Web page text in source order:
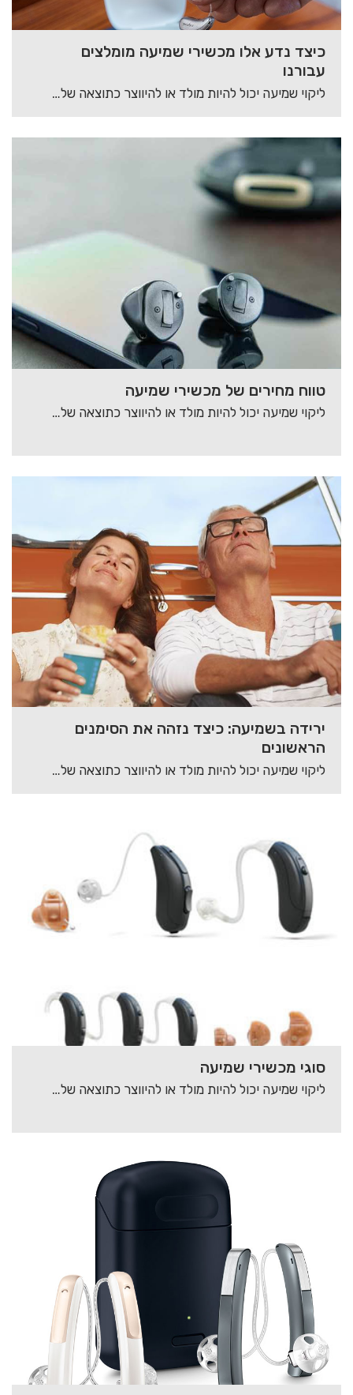
כיצד נדע אלו מכשירי שמיעה מומלצים
עבורנו
ליקוי שמיעה יכול להיות מולד או להיווצר כתוצאה של גורמים סביבתיים שונים. עבודה בסביבה רועשת…
טווח מחירים של מכשירי שמיעה
ליקוי שמיעה יכול להיות מולד או להיווצר כתוצאה של גורמים סביבתיים שונים. עבודה בסביבה רועשת…
ירידה בשמיעה: כיצד נזהה את הסימנים
הראשונים
ליקוי שמיעה יכול להיות מולד או להיווצר כתוצאה של גורמים סביבתיים שונים. עבודה בסביבה רועשת…
סוגי מכשירי שמיעה
ליקוי שמיעה יכול להיות מולד או להיווצר כתוצאה של גורמים סביבתיים שונים. עבודה בסביבה רועשת…